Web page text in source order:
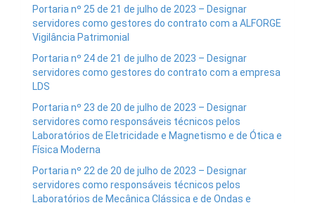
Portaria nº 25 de 21 de julho de 2023 – Designar
servidores como gestores do contrato com a ALFORGE
Vigilância Patrimonial
Portaria nº 24 de 21 de julho de 2023 – Designar
servidores como gestores do contrato com a empresa
LDS
Portaria nº 23 de 20 de julho de 2023 – Designar
servidores como responsáveis técnicos pelos
Laboratórios de Eletricidade e Magnetismo e de Ótica e
Física Moderna
Portaria nº 22 de 20 de julho de 2023 – Designar
servidores como responsáveis técnicos pelos
Laboratórios de Mecânica Clássica e de Ondas e